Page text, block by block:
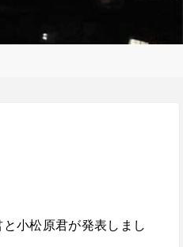
小松原君が発表しまし